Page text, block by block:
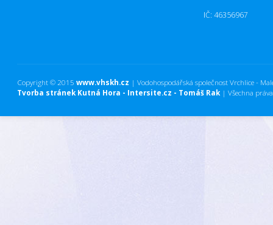
IČ: 46356967
Copyright © 2015 www.vhskh.cz | Vodohospodářská společnost Vrchlice -
Tvorba stránek Kutná Hora - Intersite.cz - Tomáš Rak | Všechna